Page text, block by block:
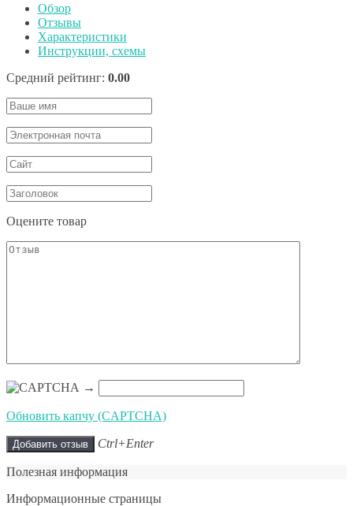
Обзор
Отзывы
Характеристики
Инструкции, схемы
Средний рейтинг: 0.00
Оцените товар
→
Обновить капчу (CAPTCHA)
Ctrl+Enter
Полезная информация
Информационные страницы